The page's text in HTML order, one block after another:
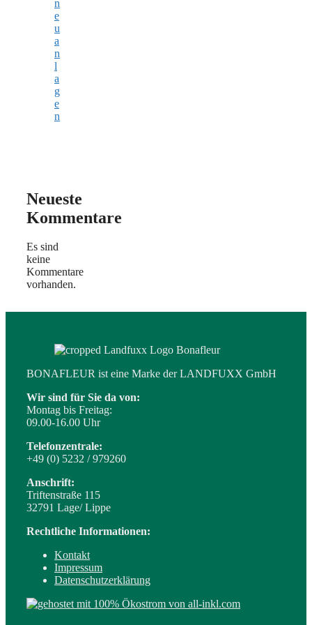
n
e
u
a
n
l
a
g
e
n
Neueste
Kommentare
Es sind
keine
Kommentare
vorhanden.
BONAFLEUR ist eine Marke der LANDFUXX GmbH
Wir sind für Sie da von:
Montag bis Freitag:
09.00-16.00 Uhr
Telefonzentrale:
+49 (0) 5232 / 979260
Anschrift:
Triftenstraße 115
32791 Lage/ Lippe
Rechtliche Informationen:
Kontakt
Impressum
Datenschutzerklärung